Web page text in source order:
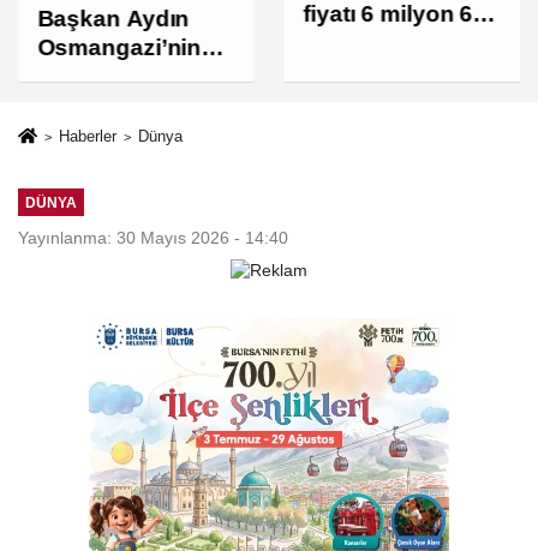
Başkan Aydın
Osmangazi’nin
Nabzını Sahada
fiyatı 6 milyon 673
Haberler Dünya
DÜNYA
Yayınlanma: 30 Mayıs 2026 - 14:40